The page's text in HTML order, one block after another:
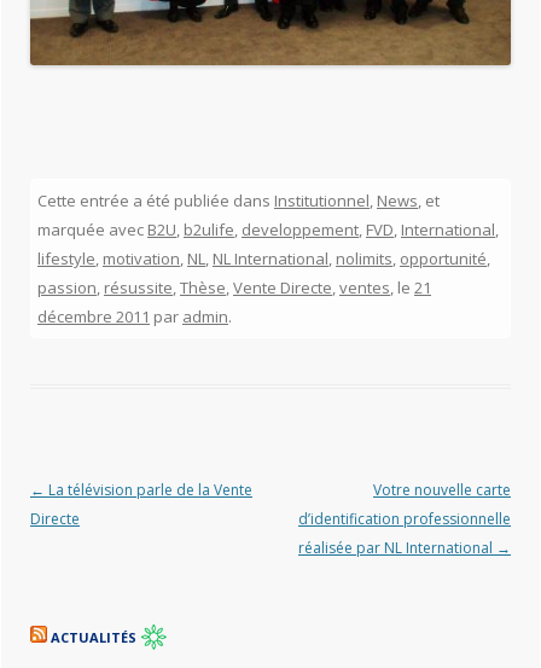
Cette entrée a été publiée dans Institutionnel News , et
marquée avec B2U b2ulife developpement FVD International
lifestyle motivation NL NL International nolimits opportunité
passion résussite Thèse Vente Directe ventes , le 21
décembre 2011 par admin.
Navigation des articles
← La télévision parle de la Vente
Directe
Votre nouvelle carte
d’identification professionnelle
réalisée par NL International →
ACTUALITÉS